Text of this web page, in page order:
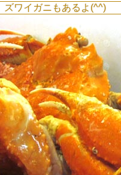
ズワイガニもあるよ(^^)